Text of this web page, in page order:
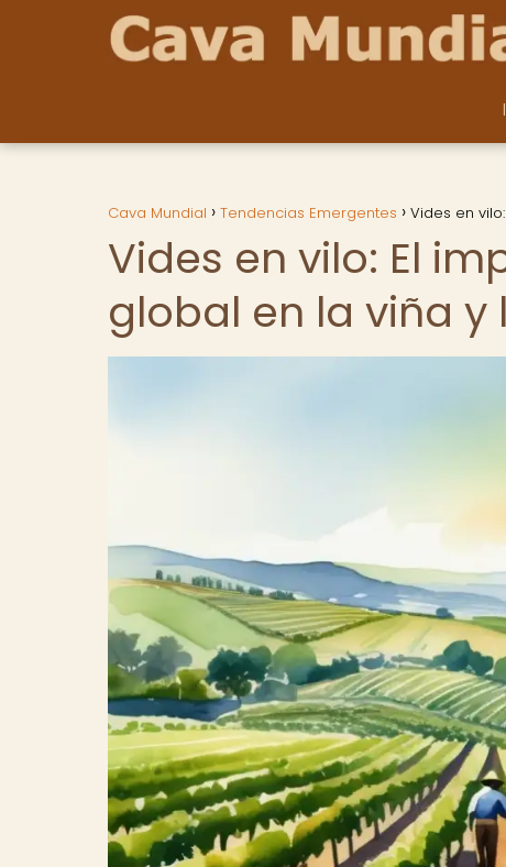
Cava Mundial Tendencias Emergentes Vides en
Vides en vilo: El
global en la viña y